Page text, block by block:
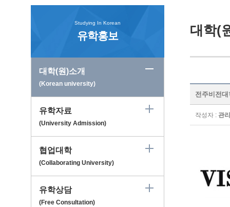
Studying In Korean
유학홍보
대학(원)소개
(Korean university)
유학자료
(University Admission)
협업대학
(Collaborating University)
유학상담
(Free Consultation)
대학(
전주비전
작성자 : 관